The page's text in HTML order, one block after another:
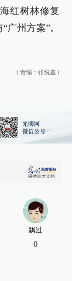
红树林修复
广州方案”。
[ 责编：张悦鑫 ]
飘过
0